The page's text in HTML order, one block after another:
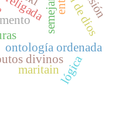
ontología ordenada
divinos
enti
maritainlógica